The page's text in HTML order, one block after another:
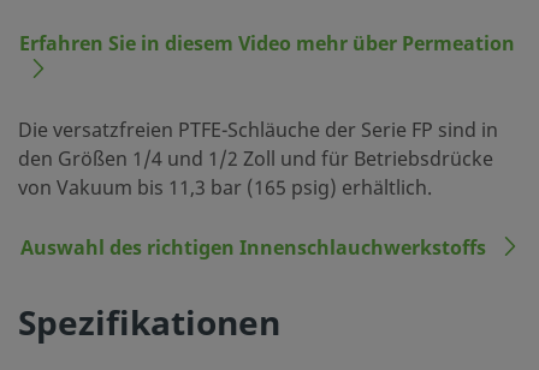
Erfahren Sie in diesem Video mehr über Permeation
Die versatzfreien PTFE-Schläuche der Serie FP sind in
den Größen 1/4 und 1/2 Zoll und für Betriebsdrücke
von Vakuum bis 11,3 bar (165 psig) erhältlich.
Auswahl des richtigen Innenschlauchwerkstoffs
Spezifikationen